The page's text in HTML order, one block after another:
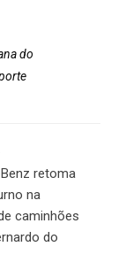
do
retoma
na
caminhões
do